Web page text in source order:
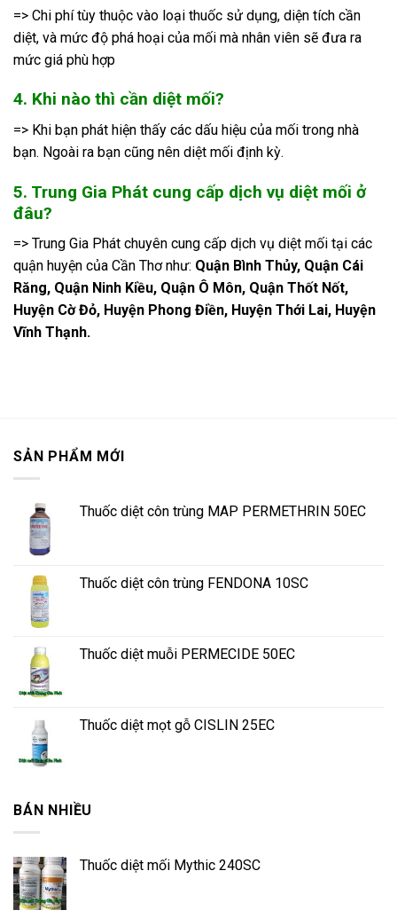
=> Chi phí tùy thuộc vào loại thuốc sử dụng, diện tích cần
diệt, và mức độ phá hoại của mối mà nhân viên sẽ đưa ra
mức giá phù hợp
4. Khi nào thì cần diệt mối?
=> Khi bạn phát hiện thấy các dấu hiệu của mối trong nhà
bạn. Ngoài ra bạn cũng nên diệt mối định kỳ.
5. Trung Gia Phát cung cấp dịch vụ diệt mối ở
đâu?
=> Trung Gia Phát chuyên cung cấp dịch vụ diệt mối tại các
quận huyện của Cần Thơ như: Quận Bình Thủy, Quận Cái
Răng, Quận Ninh Kiều, Quận Ô Môn, Quận Thốt Nốt,
Huyện Cờ Đỏ, Huyện Phong Điền, Huyện Thới Lai, Huyện
Vĩnh Thạnh.
SẢN PHẨM MỚI
Thuốc diệt côn trùng MAP PERMETHRIN 50EC
Thuốc diệt côn trùng FENDONA 10SC
Thuốc diệt muỗi PERMECIDE 50EC
Thuốc diệt mọt gỗ CISLIN 25EC
BÁN NHIỀU
Thuốc diệt mối Mythic 240SC